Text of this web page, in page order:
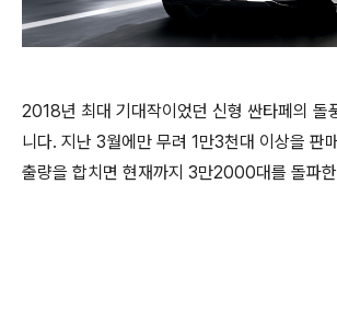
2018년 최대 기대작이었던 신형 싼타페의 돌
니다. 지난 3월에만 무려 1만3천대 이상을 판
출량을 합치면 현재까지 3만2000대를 돌파